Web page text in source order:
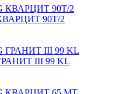
90Т/2
III 99 KL